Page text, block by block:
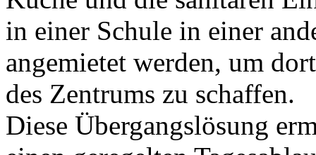
in einer Schule in einer
angemietet werden, um
des Zentrums zu schaffen.
Diese Übergangslösung